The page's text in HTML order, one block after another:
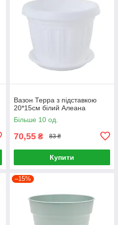
Вазон Терра з підставкою
20*15см білий Алеана
Більше 10 од.
70,55 ₴ 83 ₴
Купити
–15%